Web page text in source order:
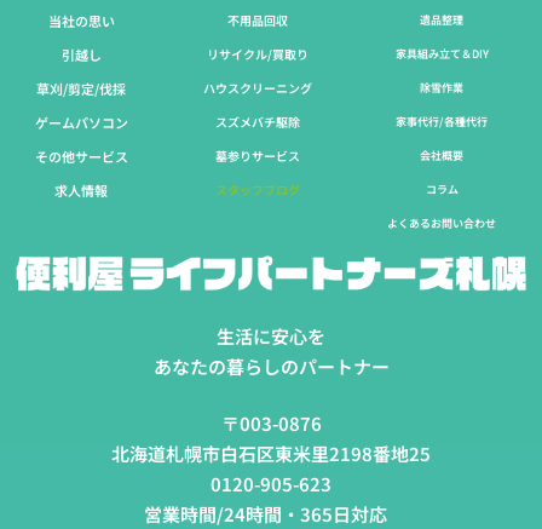
当社の思い
引越し
草刈/剪定/伐採​
ゲームパソコン
その他サービス
求人情報
不用品回収
リサイクル/買取り
ハウスクリーニング
スズメバチ駆除
墓参りサービス
スタッフブログ
遺品整理
家具組み立て＆DIY
除雪作業
家事代行/各種代行
会社概要
コラム
よくあるお問い合わせ
生活に安心を
あなたの暮らしのパートナー
〒003-0876
北海道札幌市白石区東米里2198番地25
0120-905-623
営業時間/24時間・365日対応